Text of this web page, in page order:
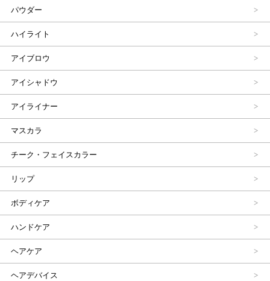
パウダー
ハイライト
アイブロウ
アイシャドウ
アイライナー
マスカラ
チーク・フェイスカラー
リップ
ボディケア
ハンドケア
ヘアケア
ヘアデバイス